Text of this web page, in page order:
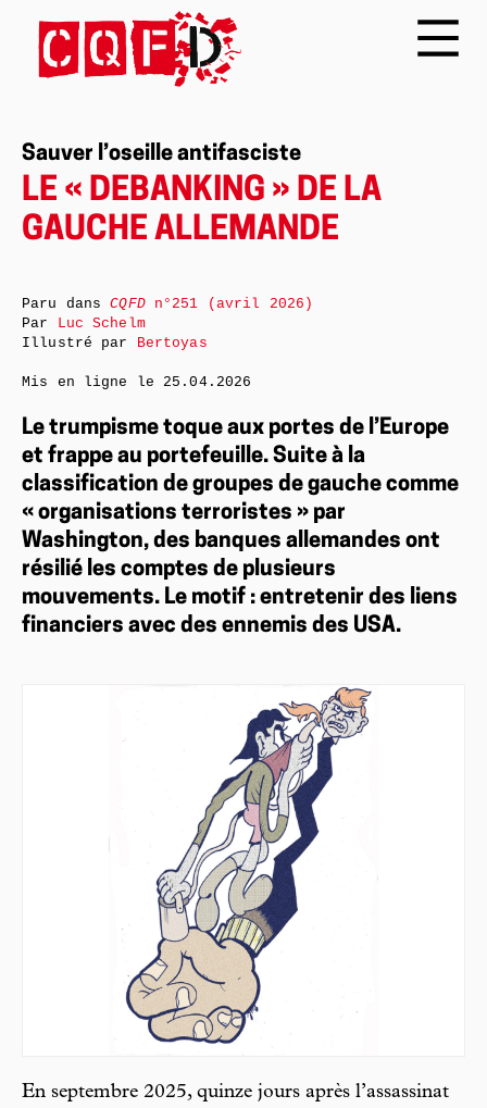
Sauver l’oseille antifasciste
LE « DEBANKING » DE LA
GAUCHE ALLEMANDE
Le trumpisme toque aux portes de l’Europe
et frappe au portefeuille. Suite à la
classification de groupes de gauche comme
« organisations terroristes » par
Washington, des banques allemandes ont
résilié les comptes de plusieurs
mouvements. Le motif : entretenir des liens
financiers avec des ennemis des USA.
En septembre 2025, quinze jours après l’assassinat
Paru dansCQFDn°251 (avril 2026)
Par Luc Schelm
Illustré par Bertoyas
Mis en ligne le 25.04.2026